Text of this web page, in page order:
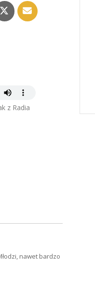
z Radia
nawet bardzo